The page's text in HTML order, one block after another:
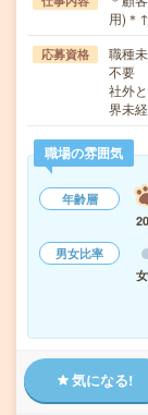
用)＊
応募資格
職種
不要
社外
界未
職場の雰囲気
年齢層
男女比率
気になる!